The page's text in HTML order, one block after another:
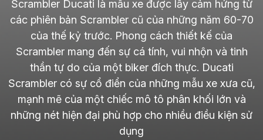
Scrambler Ducati là mẫu xe được lấy cảm hứng từ
các phiên bản Scrambler cũ của những năm 60-70
của thế kỷ trước. Phong cách thiết kế của
Scrambler mang đến sự cá tính, vui nhộn và tinh
thần tự do của một biker đích thực. Ducati
Scrambler có sự cổ điển của những mẫu xe xưa cũ,
mạnh mẽ của một chiếc mô tô phân khối lớn và
những nét hiện đại phù hợp cho nhiều điều kiện sử
dụng